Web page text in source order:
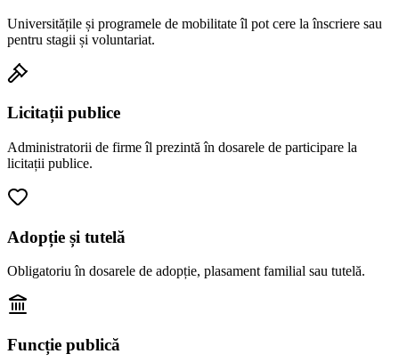
Universitățile și programele de mobilitate îl pot cere la înscriere sau
pentru stagii și voluntariat.
Licitații publice
Administratorii de firme îl prezintă în dosarele de participare la
licitații publice.
Adopție și tutelă
Obligatoriu în dosarele de adopție, plasament familial sau tutelă.
Funcție publică